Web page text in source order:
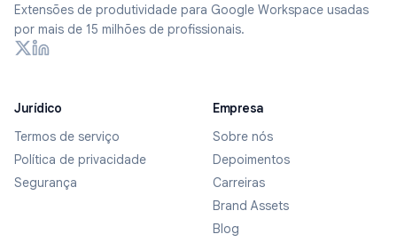
Extensões de produtividade para Google Workspace usadas
por mais de 15 milhões de profissionais.
Jurídico
Termos de serviço
Política de privacidade
Segurança
Empresa
Sobre nós
Depoimentos
Carreiras
Brand Assets
Blog